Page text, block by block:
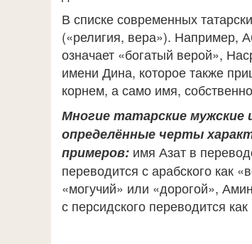
В списке современных
(«религия, вера»). Например,
означает «богатый верой»,
имени Дина, которое также
корнем, а само имя,
Многие татарские
определённые черты
примеров: имя Азат в
переводится с арабского как
«могучий» или «дорогой»,
с персидского переводится